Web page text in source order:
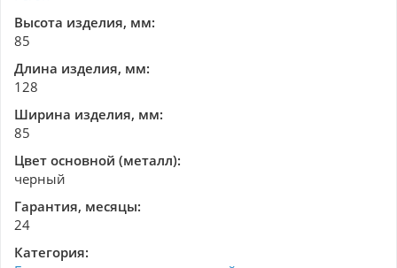
Высота изделия, мм:
85
Длина изделия, мм:
128
Ширина изделия, мм:
85
Цвет основной (металл):
черный
Гарантия, месяцы:
24
Категория: